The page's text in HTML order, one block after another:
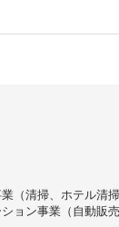
（清掃、ホテル清
ン事業（自動販